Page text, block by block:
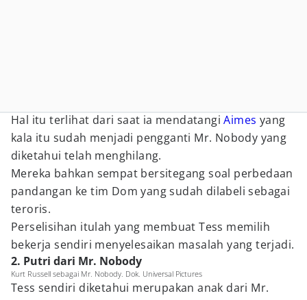
Hal itu terlihat dari saat ia mendatangiAimes yang
kala itu sudah menjadi pengganti Mr. Nobody yang
diketahui telah menghilang.
Mereka bahkan sempat bersitegang soal perbedaan
pandangan ke tim Dom yang sudah dilabeli sebagai
teroris.
Perselisihan itulah yang membuat Tess memilih
bekerja sendiri menyelesaikan masalah yang terjadi.
2. Putri dari Mr. Nobody
Kurt Russell sebagai Mr. Nobody. Dok. Universal Pictures
Tess sendiri diketahui merupakan anak dari Mr.